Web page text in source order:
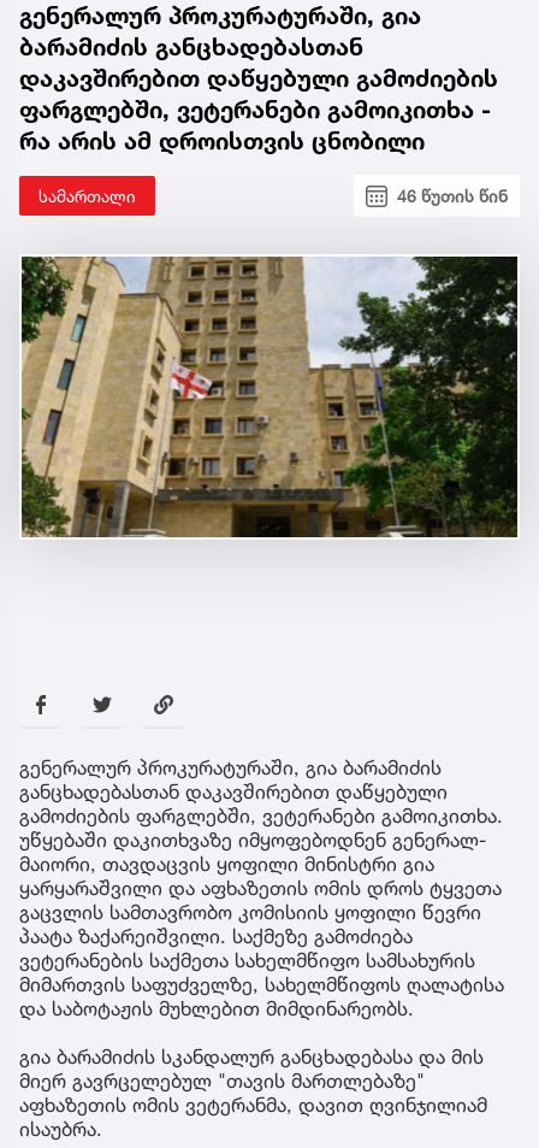
გენერალურ პროკურატურაში, გია
ბარამიძის განცხადებასთან
დაკავშირებით დაწყებული გამოძიების
ფარგლებში, ვეტერანები გამოიკითხა -
რა არის ამ დროისთვის ცნობილი
სამართალი 46 წუთის წინ
გენერალურ პროკურატურაში, გია ბარამიძის
განცხადებასთან დაკავშირებით დაწყებული
გამოძიების ფარგლებში, ვეტერანები გამოიკითხა.
უწყებაში დაკითხვაზე იმყოფებოდნენ გენერალ-
მაიორი, თავდაცვის ყოფილი მინისტრი გია
ყარყარაშვილი და აფხაზეთის ომის დროს ტყვეთა
გაცვლის სამთავრობო კომისიის ყოფილი წევრი
პაატა ზაქარეიშვილი. საქმეზე გამოძიება
ვეტერანების საქმეთა სახელმწიფო სამსახურის
მიმართვის საფუძველზე, სახელმწიფოს ღალატისა
და საბოტაჟის მუხლებით მიმდინარეობს.
გია ბარამიძის სკანდალურ განცხადებასა და მის
მიერ გავრცელებულ "თავის მართლებაზე"
აფხაზეთის ომის ვეტერანმა, დავით ღვინჯილიამ
ისაუბრა.